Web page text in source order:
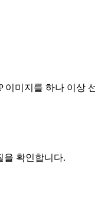
이미지를 하나 이상
을 확인합니다.